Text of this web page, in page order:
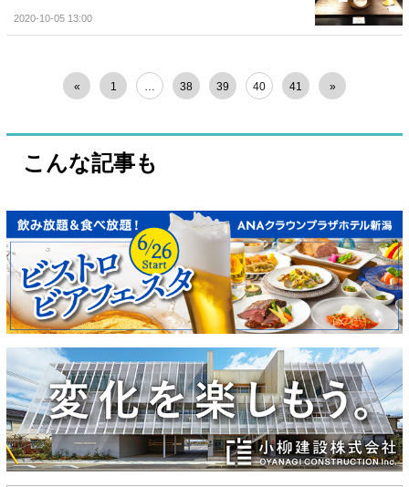
2020-10-05 13:00
« 1 … 38 39 40 41 »
こんな記事も